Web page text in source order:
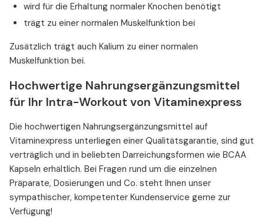
wird für die Erhaltung normaler Knochen benötigt
trägt zu einer normalen Muskelfunktion bei
Zusätzlich trägt auch Kalium zu einer normalen
Muskelfunktion bei.
Hochwertige Nahrungsergänzungsmittel
für Ihr Intra-Workout von Vitaminexpress
Die hochwertigen Nahrungsergänzungsmittel auf
Vitaminexpress unterliegen einer Qualitätsgarantie, sind gut
verträglich und in beliebten Darreichungsformen wie BCAA
Kapseln erhältlich. Bei Fragen rund um die einzelnen
Präparate, Dosierungen und Co. steht Ihnen unser
sympathischer, kompetenter Kundenservice gerne zur
Verfügung!